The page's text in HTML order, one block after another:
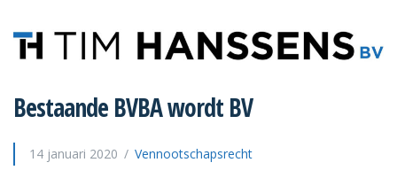
Bestaande BVBA wordt BV
14 januari 2020 Vennootschapsrecht